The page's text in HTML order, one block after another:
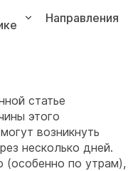
Направления
статье
этого
возникнуть
несколько дней.
(особенно по утрам),